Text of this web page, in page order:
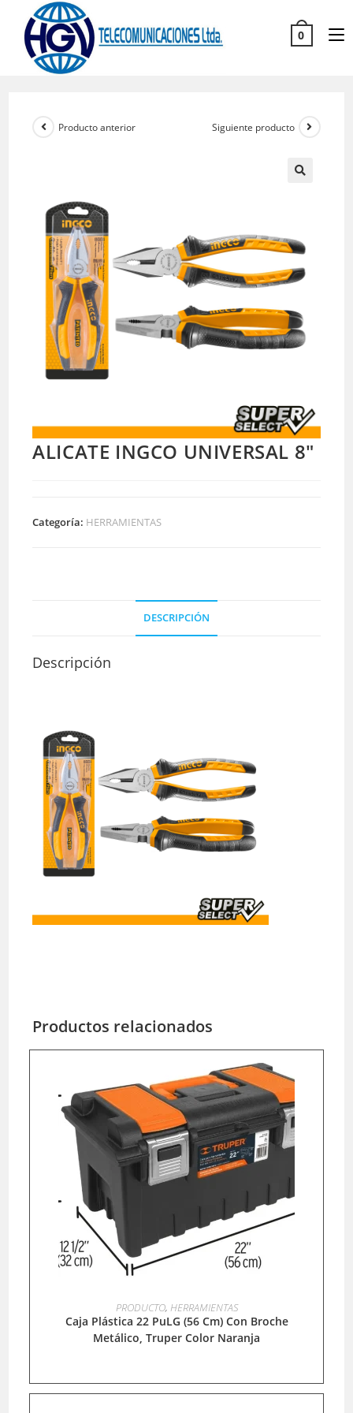
0
Producto anterior Siguiente producto
ALICATE INGCO UNIVERSAL 8″
Categoría: HERRAMIENTAS
DESCRIPCIÓN
Descripción
Productos relacionados
LEER MÁS
PRODUCTO, HERRAMIENTAS
Caja Plástica 22 PuLG (56 Cm) Con Broche
Metálico, Truper Color Naranja